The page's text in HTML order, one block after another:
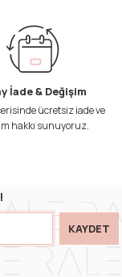
İade & Değişim
ücretsiz iade ve
hakkı sunuyoruz.
KAYDET